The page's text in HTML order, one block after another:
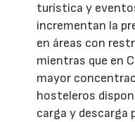
turística y
incrementan la
en áreas con
mientras que en
mayor
hosteleros
carga y descarga